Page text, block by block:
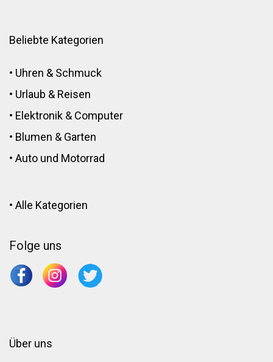
Beliebte Kategorien
• Uhren & Schmuck
• Urlaub & Reisen
• Elektronik & Computer
• Blumen & Garten
• Auto und Motorrad
• Alle Kategorien
Folge uns
Über uns